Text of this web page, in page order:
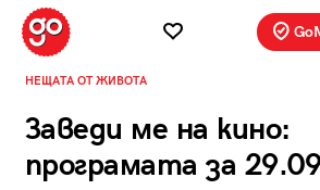
НЕЩАТА ОТ ЖИВОТА
Заведи ме на кино:
програмата за